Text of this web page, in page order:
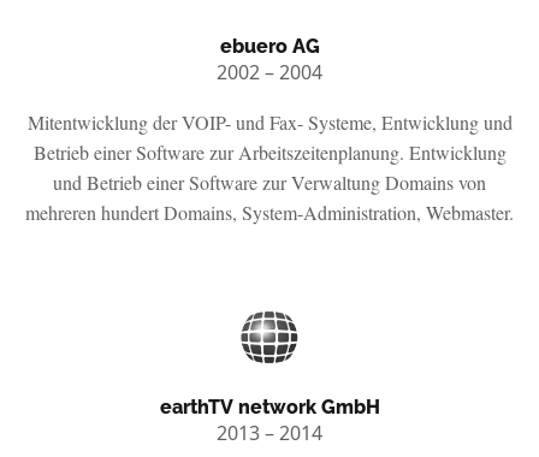
ebuero AG
2002 – 2004
Mitentwicklung der VOIP- und Fax- Systeme, Entwicklung und
Betrieb einer Software zur Arbeitszeitenplanung. Entwicklung
und Betrieb einer Software zur Verwaltung Domains von
mehreren hundert Domains, System-Administration, Webmaster.
earthTV network GmbH
2013 – 2014